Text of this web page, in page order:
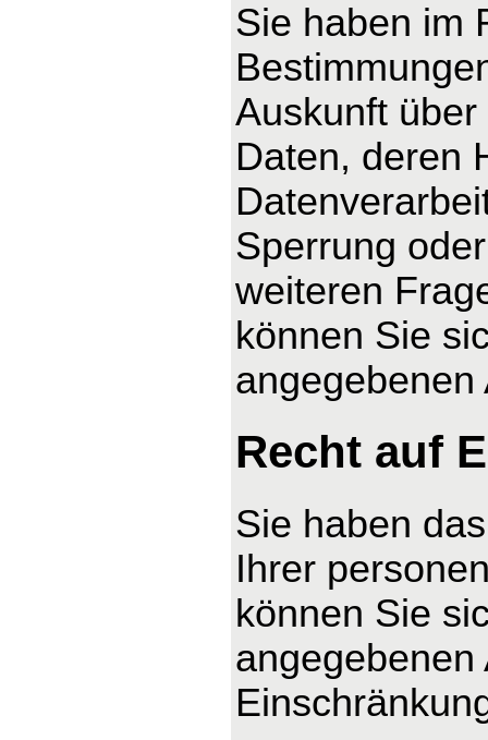
Sie haben im
Auskunft
Daten, deren
Sperrung
weiteren
können Sie
Recht auf
Sie haben
Ihrer
können Sie